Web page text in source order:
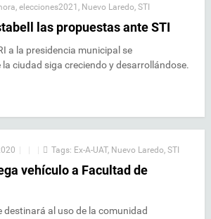
elecciones2021 Nuevo Laredo STI
las propuestas ante STI
a la presidencia municipal se
ciudad siga creciendo y desarrollándose.
| | | Tags: Ex-A-UAT, Nuevo Laredo STI
vehículo a Facultad de
destinará al uso de la comunidad